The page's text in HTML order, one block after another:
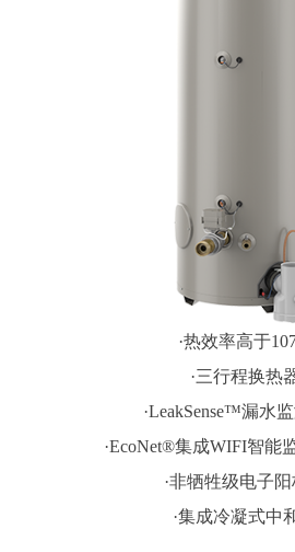
·热效率高于
·三行程换热
·LeakSense™漏水
·EcoNet®集成WIFI智能
·非牺牲级电子
·集成冷凝式中